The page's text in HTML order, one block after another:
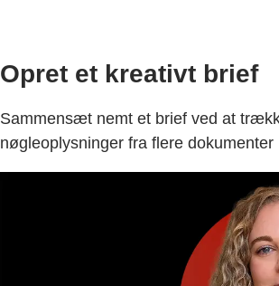
Opret et kreativt brief
Sammensæt nemt et brief ved at
nøgleoplysninger fra flere dokumenter